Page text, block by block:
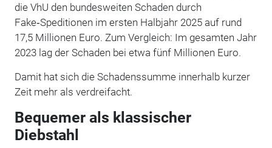
die VhU den bundesweiten Schaden durch
Fake‑Speditionen im ersten Halbjahr 2025 auf rund
17,5 Millionen Euro. Zum Vergleich: Im gesamten Jahr
2023 lag der Schaden bei etwa fünf Millionen Euro.
Damit hat sich die Schadenssumme innerhalb kurzer
Zeit mehr als verdreifacht.
Bequemer als klassischer
Diebstahl